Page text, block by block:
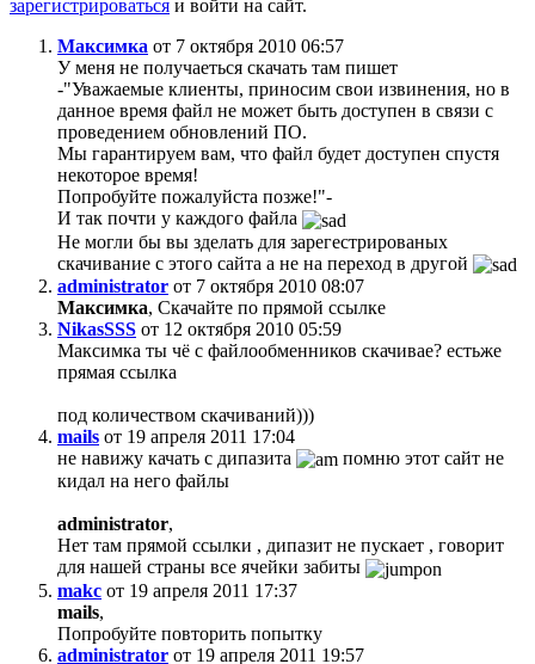
зарегистрироваться и войти на сайт.
Максимка от 7 октября 2010 06:57
У меня не получаеться скачать там пишет
-"Уважаемые клиенты, приносим свои извинения, но в
данное время файл не может быть доступен в связи с
проведением обновлений ПО.
Мы гарантируем вам, что файл будет доступен спустя
некоторое время!
Попробуйте пожалуйста позже!"-
И так почти у каждого файла
Не могли бы вы зделать для зарегестрированых
скачивание с этого сайта а не на переход в другой
administrator от 7 октября 2010 08:07
Максимка, Скачайте по прямой ссылке
NikasSSS от 12 октября 2010 05:59
Максимка ты чё с файлообменников скачивае? естьже
прямая ссылка
под количеством скачиваний)))
mails от 19 апреля 2011 17:04
не навижу качать с дипазита
помню этот сайт не
кидал на него файлы
administrator,
Нет там прямой ссылки , дипазит не пускает , говорит
для нашей страны все ячейки забиты
makc от 19 апреля 2011 17:37
mails,
Попробуйте повторить попытку
administrator от 19 апреля 2011 19:57